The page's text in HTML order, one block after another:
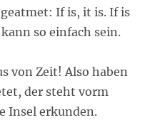
If is, it is. If is
so einfach sein.
von Zeit! Also haben
der steht vorm
Insel erkunden.